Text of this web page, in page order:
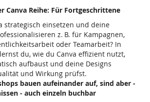
Canva Reihe: Für Fortgeschrittene
strategisch einsetzen und deine
z. B. für Kampagnen,
oder Teamarbeit? In
du, wie du Canva effizient nutzt,
aufbaust und deine Designs
und Wirkung prüfst.
bauen aufeinander auf, sind aber -
- auch einzeln buchbar